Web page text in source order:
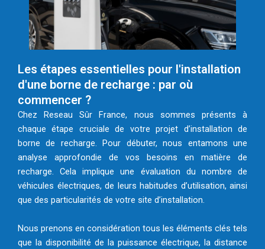
Les étapes essentielles pour l'installation
d'une borne de recharge : par où
commencer ?
Chez Reseau Sûr France, nous sommes présents à
chaque étape cruciale de votre projet d’installation de
borne de recharge. Pour débuter, nous entamons une
analyse approfondie de vos besoins en matière de
recharge. Cela implique une évaluation du nombre de
véhicules électriques, de leurs habitudes d’utilisation, ainsi
que des particularités de votre site d’installation.
Nous prenons en considération tous les éléments clés tels
que la disponibilité de la puissance électrique, la distance